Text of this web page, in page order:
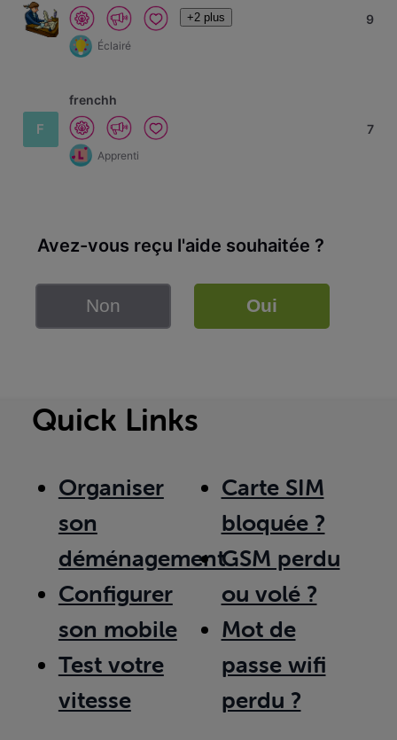
+2 plus
Éclairé
9
F
frenchh
Apprenti
7
Avez-vous reçu l'aide souhaitée ?
Non Oui
Quick Links
Organiser
son
déménagement
Configurer
son mobile
Test votre
vitesse
Carte SIM
bloquée ?
GSM perdu
ou volé ?
Mot de
passe wifi
perdu ?